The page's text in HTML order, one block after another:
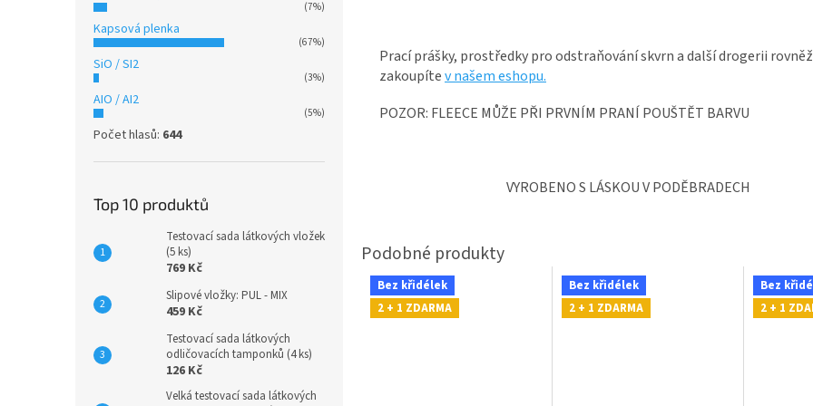
(7%)
Kapsová plenka
(67%)
SiO / SI2
(3%)
AIO / AI2
(5%)
Počet hlasů: 644
Top 10 produktů
Testovací sada látkových vložek
(5 ks)
769 Kč
Slipové vložky: PUL - MIX
459 Kč
Testovací sada látkových
odličovacích tamponků (4 ks)
126 Kč
Velká testovací sada látkových
Prací prášky, prostředky pro odstraňování skvrn a další drogerii rovněž
zakoupítev našem eshopu.
POZOR: FLEECE MŮŽE PŘI PRVNÍM PRANÍ POUŠTĚT BARVU
VYROBENO S LÁSKOU V PODĚBRADECH
Bez křidélek
2 + 1 ZDARMA
Bez křidélek
2 + 1 ZDARMA
Bez
2 + 1